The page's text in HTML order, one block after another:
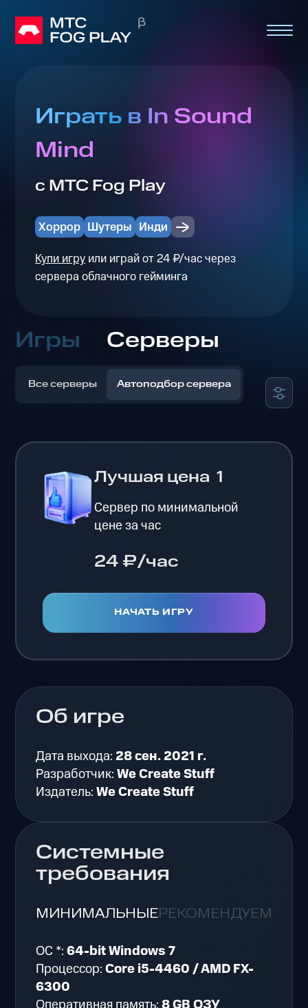
Играть в In Sound
Mind
с МТС Fog Play
Хоррор Шутеры Инди
Купи игруили играй от 24 ₽/час через
сервера облачного гейминга
Игры Серверы
Все серверы Автоподбор сервера
Лучшая цена 1
Сервер по минимальной
цене за час
24 ₽/час
НАЧАТЬ ИГРУ
Об игре
Дата выхода: 28 сен. 2021 г.
Разработчик:We Create Stuff
Издатель:We Create Stuff
Системные
требования
МИНИМАЛЬНЫЕРЕКОМЕНДУЕМЫЕ
ОС *:64-bit Windows 7
Процессор:Core i5-4460 / AMD FX-
6300